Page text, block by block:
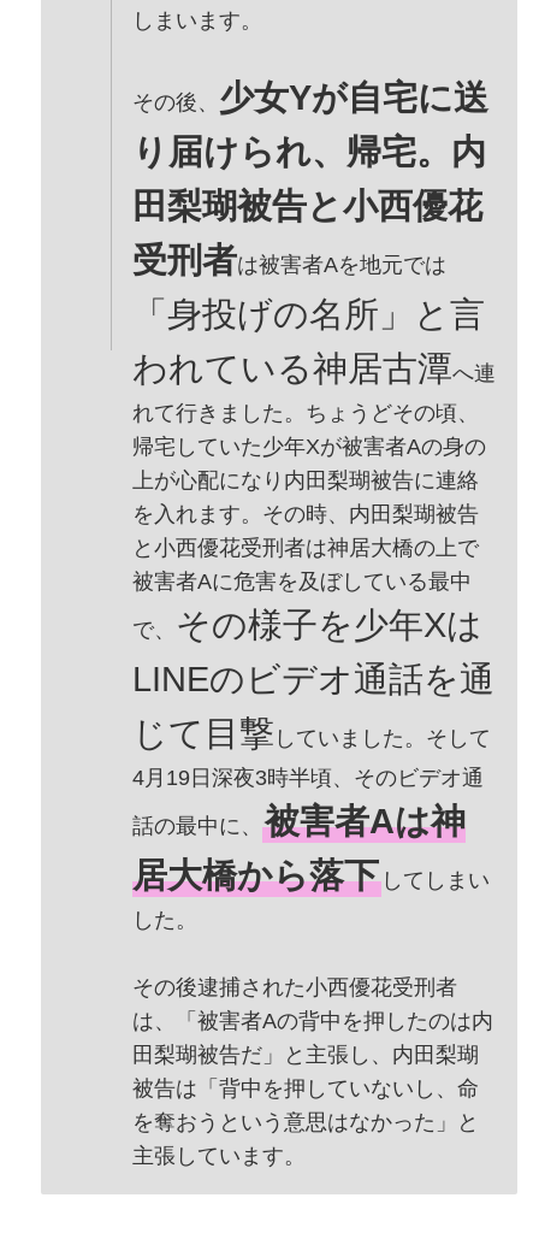
しまいます。
その後、 少女Yが自宅に送
り届けられ、帰宅。内
田梨瑚被告と小西優花
受刑者は被害者Aを地元では
「身投げの名所」と言
われている神居古潭へ連
れて行きました。ちょうどその頃、
帰宅していた少年Xが被害者Aの身の
上が心配になり内田梨瑚被告に連絡
を入れます。その時、内田梨瑚被告
と小西優花受刑者は神居大橋の上で
被害者Aに危害を及ぼしている最中
で、 その様子を少年Xは
LINEのビデオ通話を通
じて目撃 していました。そして
4月19日深夜3時半頃、そのビデオ通
話の最中に、被害者Aは神
居大橋から落下 してしまい
した。
その後逮捕された小西優花受刑者
は、「被害者Aの背中を押したのは内
田梨瑚被告だ」と主張し、内田梨瑚
被告は「背中を押していないし、命
を奪おうという意思はなかった」と
主張しています。